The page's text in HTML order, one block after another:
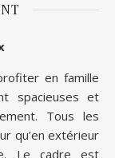
en famille
spacieuses et
Tous les
qu’en extérieur
Le cadre est